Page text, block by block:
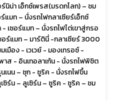
นิน่า เอ็กซ์เพรส(มรดกโลก) – ชม
แมท – นั่งรถไฟกลาเซียร์เอ็กซ์
เซอร์แมท – นั่งรถไฟไต่เขาสู่กรอ
อร์แมท – มาร์ตินี่ -กลาเซียร์ 3000
เมือง - เวเวย์ - มองเทรอซ์ -
ส - อินเทอลาเก้น - นั่งรถไฟพิชิต
นเนน – ซุก - ซูริค - นั่งรถไฟขึ้น
ซิร์น – ลูเซิร์น – ซูริค - ซูริค – ชม